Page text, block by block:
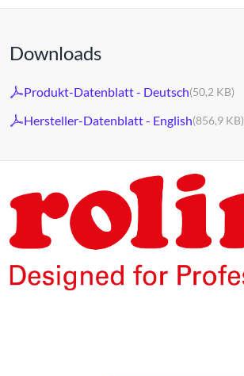
Downloads
Produkt-Datenblatt - Deutsch(50,2 KB)
Hersteller-Datenblatt - English(856,9 KB)